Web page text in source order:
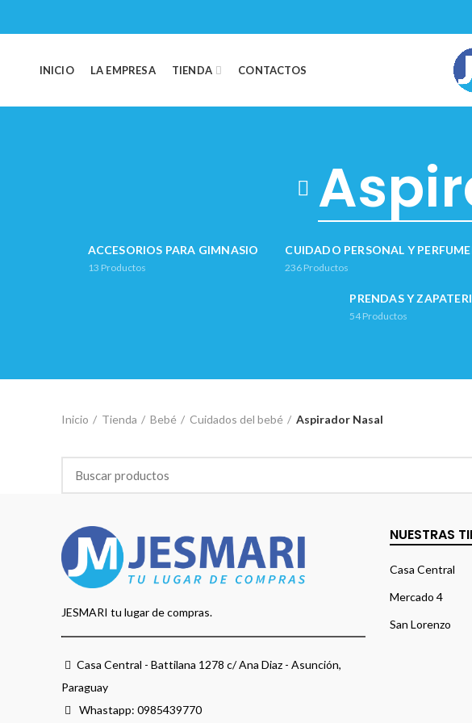
INICIO LA EMPRESA TIENDA CONTACTOS
ACCESORIOS PARA GIMNASIO
13 Productos
CUIDADO PERSONAL Y
236 Productos
PRENDAS Y
54Productos
Inicio Tienda Bebé Cuidados del bebé Aspirador Nasal
JESMARI tu lugar de compras.
Casa Central - Battilana 1278 c/ Ana Diaz - Asunción,
Paraguay
Whastapp: 0985439770
NUESTRAS
Casa Central
Mercado 4
San Lorenzo